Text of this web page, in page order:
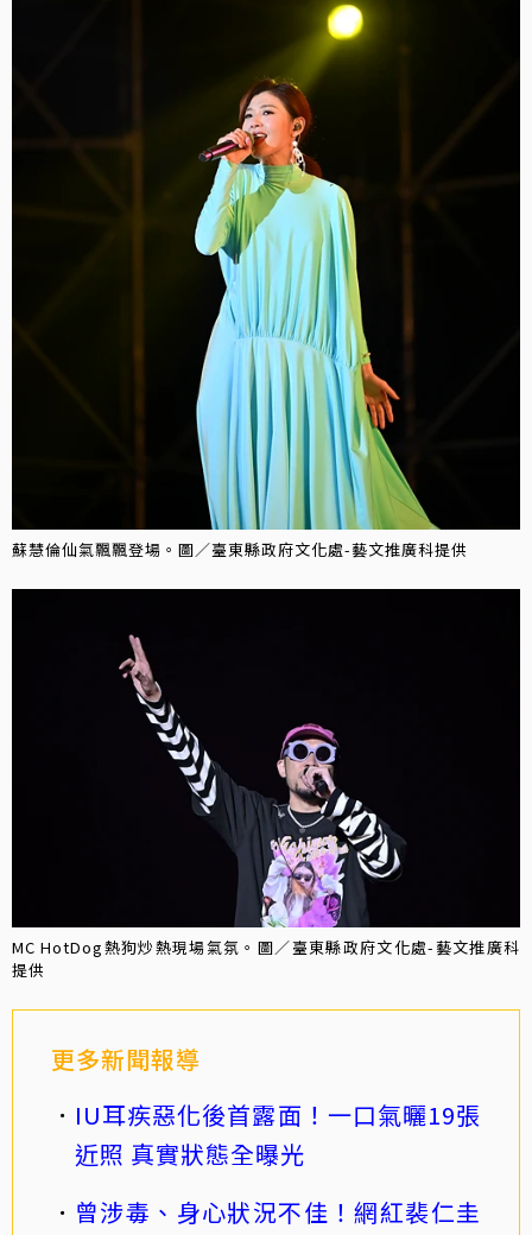
蘇慧倫仙氣飄飄登場。圖／臺東縣政府文化處-藝文推廣科提供
MC HotDog熱狗炒熱現場氣氛。圖／臺東縣政府文化處-藝文推廣科
提供
更多新聞報導
IU耳疾惡化後首露面！一口氣曬19張
近照 真實狀態全曝光
曾涉毒、身心狀況不佳！網紅裴仁圭